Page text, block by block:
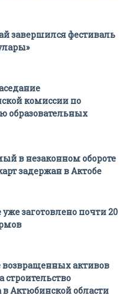
завершился фестиваль
комиссии по
образовательных
в незаконном обороте
задержан в Актобе
уже заготовлено почти 20
возвращенных активов
в Актюбинской области